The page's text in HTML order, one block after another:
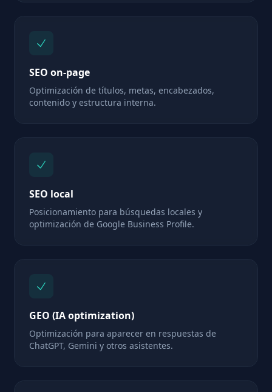
SEO on-page
Optimización de títulos, metas, encabezados,
contenido y estructura interna.
SEO local
Posicionamiento para búsquedas locales y
optimización de Google Business Profile.
GEO (IA optimization)
Optimización para aparecer en respuestas de
ChatGPT, Gemini y otros asistentes.